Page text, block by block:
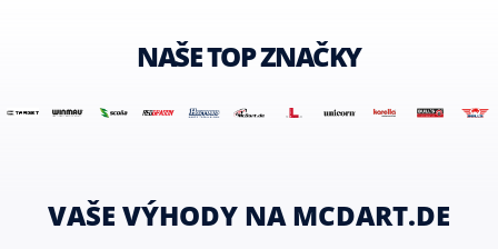
NAŠE TOP ZNAČKY
VAŠE VÝHODY NA MCDART.DE